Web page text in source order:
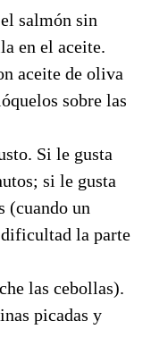
salmón sin
en el aceite.
aceite de oliva
sobre las
Si le gusta
si le gusta
(cuando un
la parte
las cebollas).
picadas y